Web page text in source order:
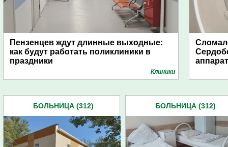
Пензенцев ждут длинные выходные:
как будут работать поликлиники в
праздники
Клиники
БОЛЬНИЦА (312) БОЛЬНИЦА (312)